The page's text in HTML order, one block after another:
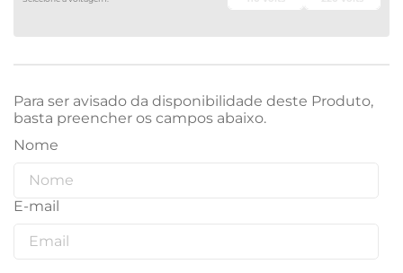
Para ser avisado da disponibilidade deste Produto,
basta preencher os campos abaixo.